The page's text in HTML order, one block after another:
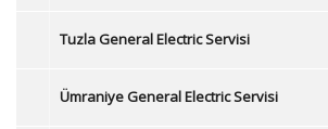
Tuzla General Electric Servisi
Ümraniye General Electric Servisi